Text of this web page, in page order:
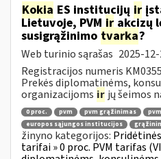
Kokia ES institucijų ir
Lietuvoje, PVM ir akcizų
susigrąžinimo tvarka?
Web turinio sąrašas 2025-
Registracijos numeris
Prekės diplomatinėms,
organizacijoms ir jų šeimos
0 proc. pvm pvm grąžinimas
europos sąjungos institucijos
žinyno kategorijos:
tarifai » 0 proc. PVM tarifas